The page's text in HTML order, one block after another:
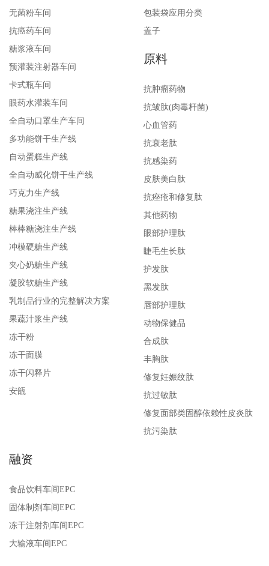
无菌粉车间
抗癌药车间
糖浆液车间
预灌装注射器车间
卡式瓶车间
眼药水灌装车间
全自动口罩生产车间
多功能饼干生产线
自动蛋糕生产线
全自动威化饼干生产线
巧克力生产线
糖果浇注生产线
棒棒糖浇注生产线
冲模硬糖生产线
夹心奶糖生产线
凝胶软糖生产线
乳制品行业的完整解决方案
果蔬汁浆生产线
冻干粉
冻干面膜
冻干闪释片
安瓿
包装袋应用分类
盖子
原料
抗肿瘤药物
抗皱肽(肉毒杆菌)
心血管药
抗衰老肽
抗感染药
皮肤美白肽
抗痤疮和修复肽
其他药物
眼部护理肽
睫毛生长肽
护发肽
黑发肽
唇部护理肽
动物保健品
合成肽
丰胸肽
修复妊娠纹肽
抗过敏肽
修复面部类固醇依赖性皮炎肽
抗污染肽
融资
食品饮料车间EPC
固体制剂车间EPC
冻干注射剂车间EPC
大输液车间EPC